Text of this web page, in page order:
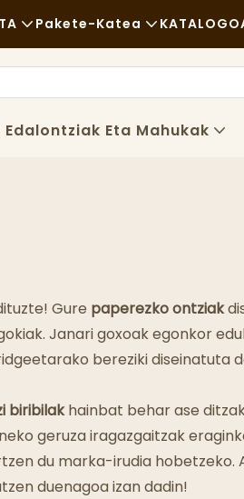
Pakete-Katea
Edalontziak Eta Mahukak
Gure paperezko ontziak
Janari goxoak egonkor
bereziki diseinatuta
biribilakhainbat behar ase
geruza iragazgaitzak
du marka-irudia hobetzeko.
duenagoa izan dadin!